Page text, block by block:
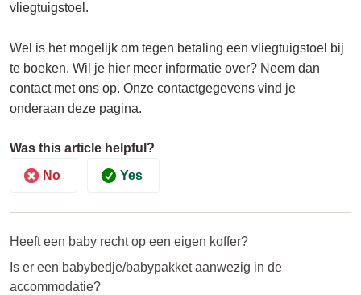
vliegtuigstoel.
Wel is het mogelijk om tegen betaling een vliegtuigstoel bij
te boeken. Wil je hier meer informatie over? Neem dan
contact met ons op. Onze contactgegevens vind je
onderaan deze pagina.
Was this article helpful?
No
Yes
Heeft een baby recht op een eigen koffer?
Is er een babybedje/babypakket aanwezig in de
accommodatie?